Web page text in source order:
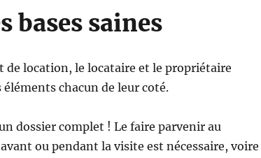
bases saines
de location, le locataire et le propriétaire
chacun de leur coté.
dossier complet ! Le faire parvenir au
ou pendant la visite est nécessaire, voire